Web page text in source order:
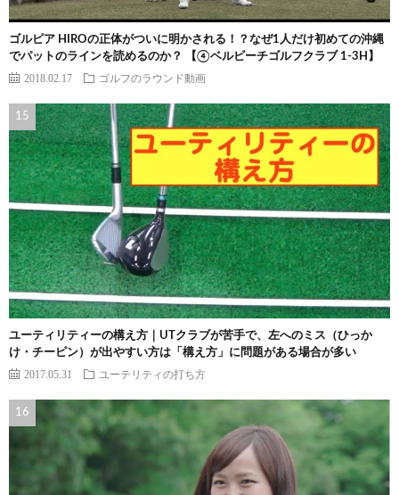
ゴルピア HIROの正体がついに明かされる！？なぜ1人だけ初めての沖縄
でパットのラインを読めるのか？ 【④ベルビーチゴルフクラブ 1-3H】
2018.02.17 ゴルフのラウンド動画
ユーティリティーの構え方｜UTクラブが苦手で、左へのミス（ひっか
け・チーピン）が出やすい方は「構え方」に問題がある場合が多い
2017.05.31 ユーテリティの打ち方